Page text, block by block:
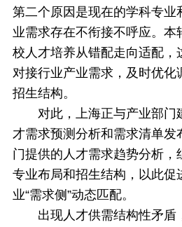
第二个原因是现在的学科专业
业需求存在不衔接不呼应。本
校人才培养从错配走向适配，
对接行业产业需求，及时优化
招生结构。
对此，上海正与产业部门
才需求预测分析和需求清单发
门提供的人才需求趋势分析，
专业布局和招生结构，以此促
业“需求侧”动态匹配。
出现人才供需结构性矛盾